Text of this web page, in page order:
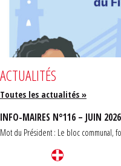
ACTUALITÉS
Toutes les actualités »
INFO-MAIRES N°116 – JUIN 2026
Mot du Président : Le bloc communal,